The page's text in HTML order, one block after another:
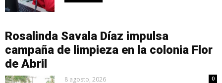
Rosalinda Savala Díaz impulsa
campaña de limpieza en la colonia Flor
de Abril
8 agosto, 2026 0